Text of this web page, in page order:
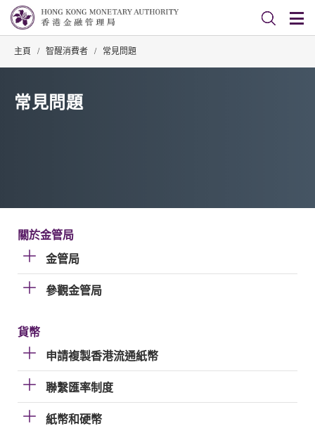
主頁 / 智醒消費者 / 常見問題
常見問題
關於金管局
金管局
參觀金管局
貨幣
申請複製香港流通紙幣
聯繫匯率制度
紙幣和硬幣